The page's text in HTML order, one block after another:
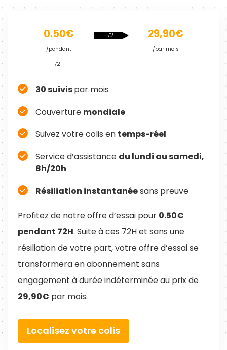
0.50€
/pendant
72H
72
29,90€
/par mois
30 suivispar mois
Couverture mondiale
Suivez votre colis en temps-réel
Service d’assistance du lundi au samedi,
8h/20h
Résiliation instantanéesans preuve
Profitez de notre offre d’essai pour 0.50€
pendant 72H. Suite à ces 72H et sans une
résiliation de votre part, votre offre d’essai se
transformera en abonnement sans
engagement à durée indéterminée au prix de
29,90€ par mois.
Localisez votre colis